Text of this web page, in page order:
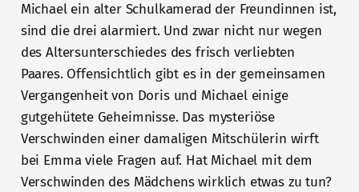
Michael ein alter Schulkamerad der Freundinnen ist,
sind die drei alarmiert. Und zwar nicht nur wegen
des Altersunterschiedes des frisch verliebten
Paares. Offensichtlich gibt es in der gemeinsamen
Vergangenheit von Doris und Michael einige
gutgehütete Geheimnisse. Das mysteriöse
Verschwinden einer damaligen Mitschülerin wirft
bei Emma viele Fragen auf. Hat Michael mit dem
Verschwinden des Mädchens wirklich etwas zu tun?